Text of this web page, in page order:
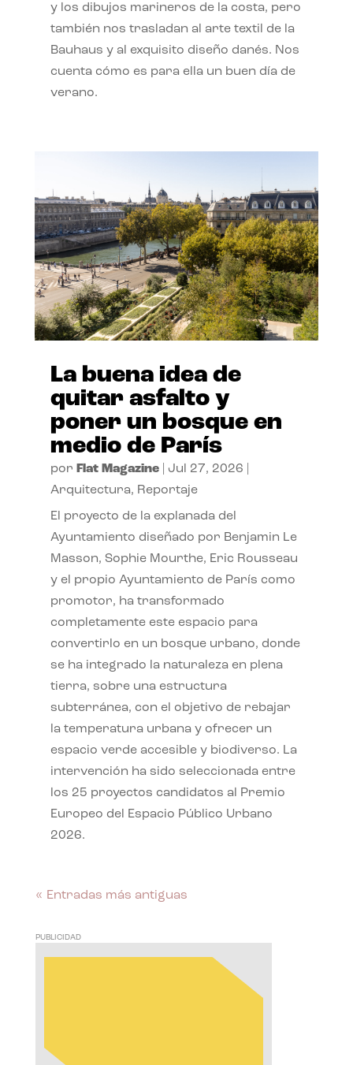
y los dibujos marineros de la costa, pero
también nos trasladan al arte textil de la
Bauhaus y al exquisito diseño danés. Nos
cuenta cómo es para ella un buen día de
verano.
La buena idea de
quitar asfalto y
poner un bosque en
medio de París
por Flat Magazine| Jul 27, 2026
Arquitectura, Reportaje
El proyecto de la explanada del
Ayuntamiento diseñado por Benjamin Le
Masson, Sophie Mourthe, Eric Rousseau
y el propio Ayuntamiento de París como
promotor, ha transformado
completamente este espacio para
convertirlo en un bosque urbano, donde
se ha integrado la naturaleza en plena
tierra, sobre una estructura
subterránea, con el objetivo de rebajar
la temperatura urbana y ofrecer un
espacio verde accesible y biodiverso. La
intervención ha sido seleccionada entre
los 25 proyectos candidatos al Premio
Europeo del Espacio Público Urbano
2026.
« Entradas más antiguas
PUBLICIDAD